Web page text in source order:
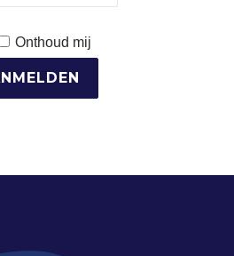
Onthoud mij